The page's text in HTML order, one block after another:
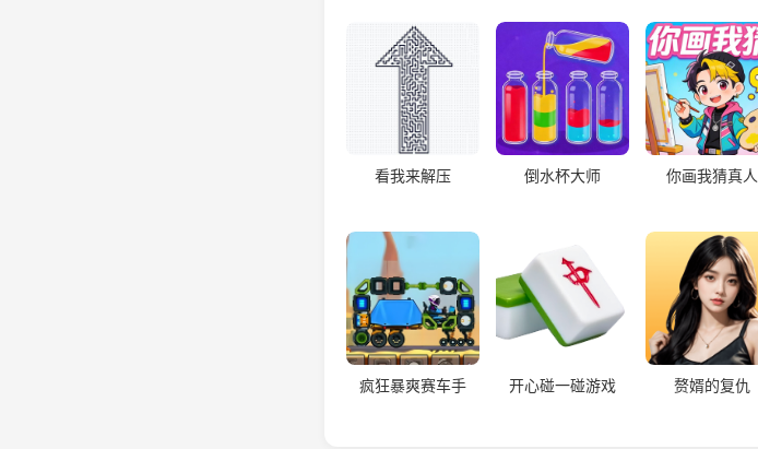
看我来解压 倒水杯大师 你画我猜真人
疯狂暴爽赛车手 开心碰一碰游戏 赘婿的复仇